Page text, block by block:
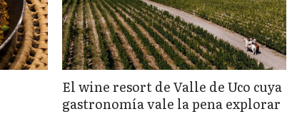
El wine resort de Valle de Uco cuya
gastronomía vale la pena explorar